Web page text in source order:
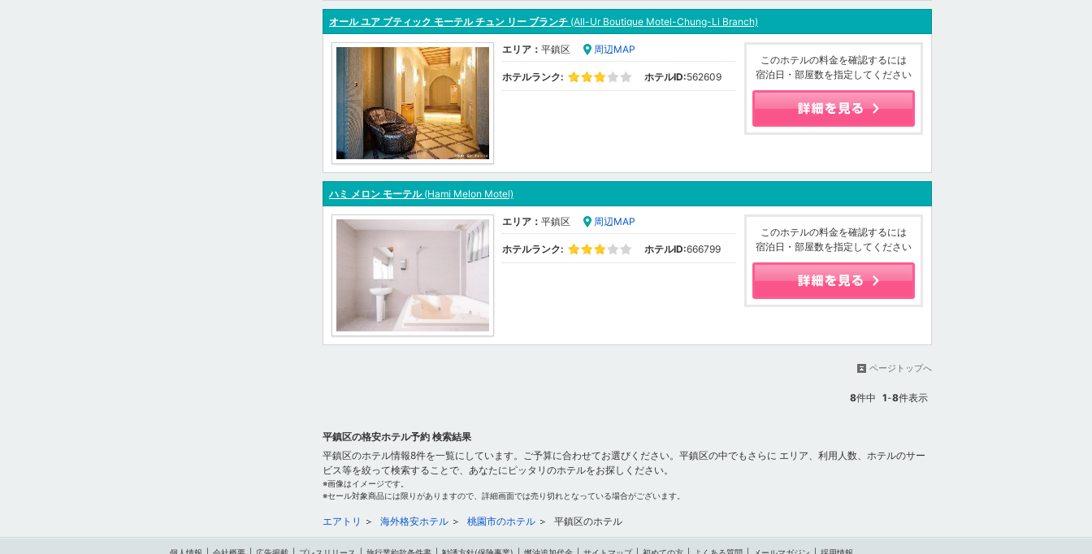
オール ユア ブティック モーテル チュン リー ブランチ (All-Ur Boutique Motel-Chung-Li Branch)
エリア： 平鎮区 周辺MAP
ホテルランク: ホテルID:562609
このホテルの料金を確認するには
宿泊日・部屋数を指定してください
ハミ メロン モーテル(Hami Melon Motel)
エリア： 平鎮区 周辺MAP
ホテルランク: ホテルID:666799
このホテルの料金を確認するには
宿泊日・部屋数を指定してください
ページトップへ
8件中 1-8件表示
平鎮区の格安ホテル予約 検索結果
平鎮区のホテル情報8件を一覧にしています。ご予算に合わせてお選びください。平鎮区の中でもさらに エリア、利用人数、ホテルのサー
ビス等を絞って検索することで、あなたにピッタリのホテルをお探しください。
※画像はイメージです。
※セール対象商品には限りがありますので、詳細画面では売り切れとなっている場合がございます。
エアトリ 海外格安ホテル 桃園市のホテル 平鎮区のホテル